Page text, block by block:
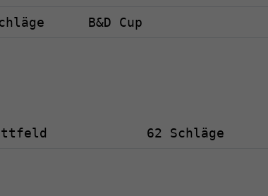
B&D Cup
62 Schläge